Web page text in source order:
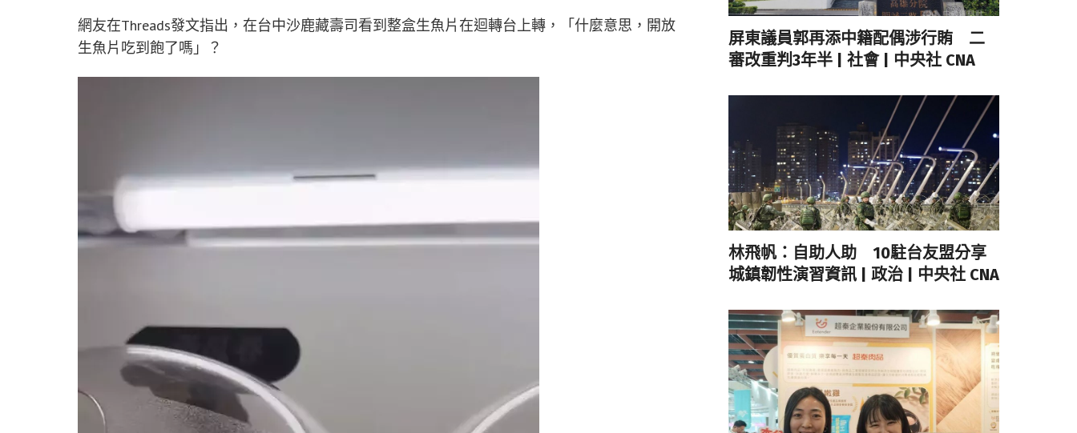
網友在Threads發文指出，在台中沙鹿藏壽司看到整盒生魚片在迴轉台上轉，「什麼意思，開放
生魚片吃到飽了嗎」？
屏東議員郭再添中籍配偶涉行賄 二
審改重判3年半 | 社會 | 中央社 CNA
林飛帆：自助人助 10駐台友盟分享
城鎮韌性演習資訊 | 政治 | 中央社 CNA